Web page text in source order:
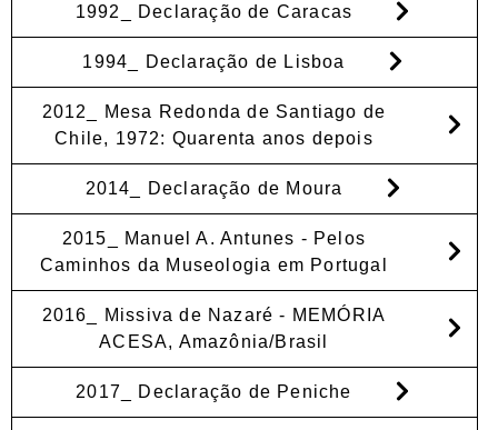
1992_ Declaração de Caracas
1994_ Declaração de Lisboa
2012_ Mesa Redonda de Santiago de
Chile, 1972: Quarenta anos depois
2014_ Declaração de Moura
2015_ Manuel A. Antunes - Pelos
Caminhos da Museologia em Portugal
2016_ Missiva de Nazaré - MEMÓRIA
ACESA, Amazônia/Brasil
2017_ Declaração de Peniche